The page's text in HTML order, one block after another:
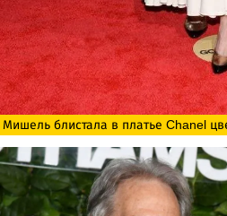
Мишель блистала в платье Chanel